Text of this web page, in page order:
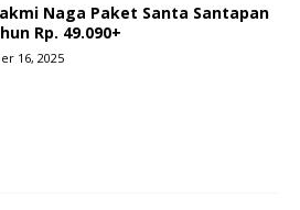
Naga Paket Santa Santapan
Rp. 49.090+
16, 2025